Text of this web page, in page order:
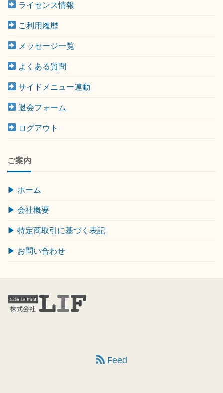
ライセンス情報
ご利用履歴
メッセージ一覧
よくある質問
サイドメニュー連動
退会フォーム
ログアウト
ご案内
▶ ホーム
▶ 会社概要
▶ 特定商取引に基づく表記
▶ お問い合わせ
Feed